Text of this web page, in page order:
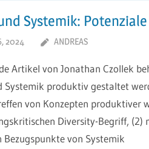
Systemik:
2024 ANDREAS
Artikel von Jonathan Czollek
Systemik produktiv gestaltet
von Konzepten produktiver
Diversity-Begriff, (2)
Bezugspunkte von Systemik